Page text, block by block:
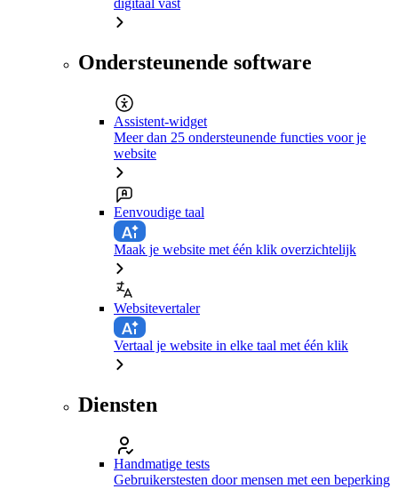
digitaal vast
Ondersteunende software
Assistent-widget
Meer dan 25 ondersteunende functies voor je
website
Eenvoudige taal
Maak je website met één klik overzichtelijk
Websitevertaler
Vertaal je website in elke taal met één klik
Diensten
Handmatige tests
Gebruikerstesten door mensen met een beperking